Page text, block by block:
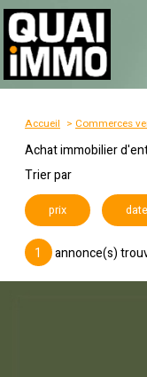
Accueil
Accueil Commerces
Achat immobilier
Trier par
prix date
1 annonce(s)